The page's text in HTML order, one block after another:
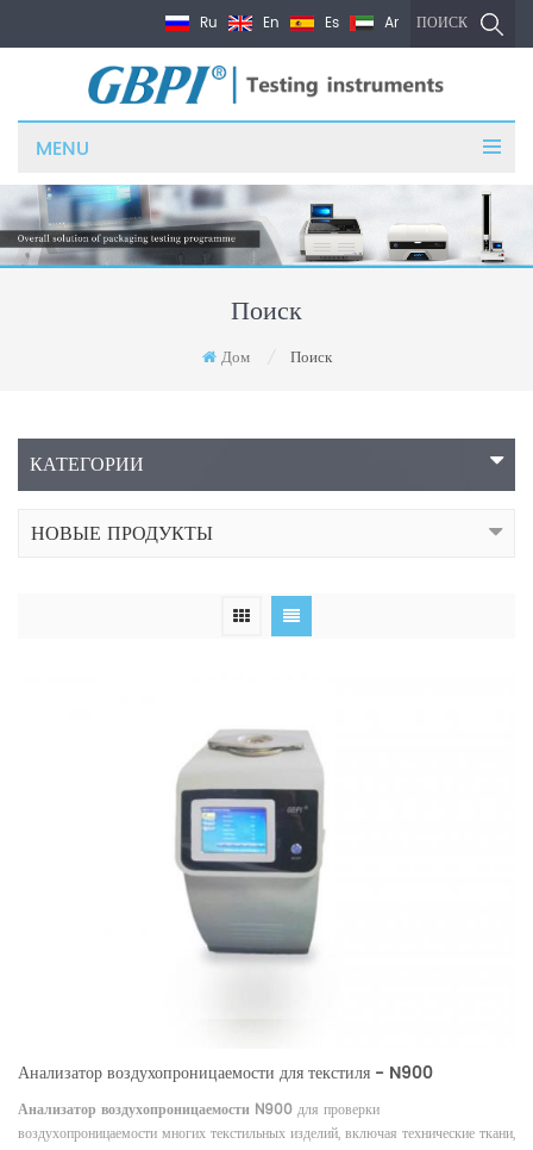
ПОИСК
Ru En Es Ar
MENU
Поиск
Дом Поиск
КАТЕГОРИИ
НОВЫЕ ПРОДУКТЫ
Анализатор воздухопроницаемости для текстиля - N900
Анализатор воздухопроницаемости N900 для проверки
воздухопроницаемости многих текстильных изделий, включая технические ткани,